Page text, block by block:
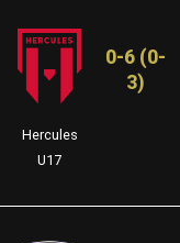
Hercules
U17
0-6 (0-
3)